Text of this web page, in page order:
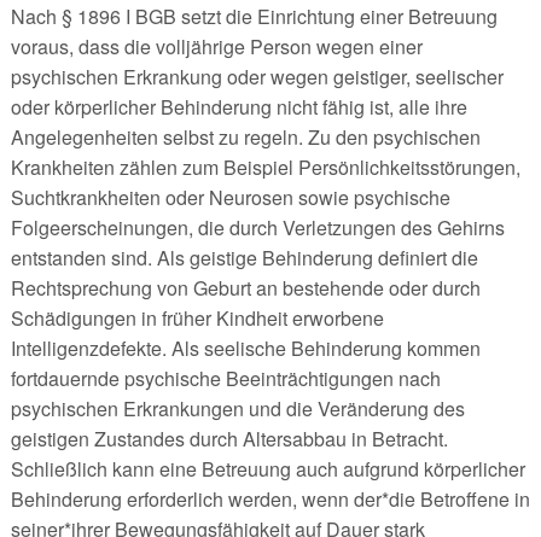
Nach § 1896 I BGB setzt die Einrichtung einer Betreuung
voraus, dass die volljährige Person wegen einer
psychischen Erkrankung oder wegen geistiger, seelischer
oder körperlicher Behinderung nicht fähig ist, alle ihre
Angelegenheiten selbst zu regeln. Zu den psychischen
Krankheiten zählen zum Beispiel Persönlichkeitsstörungen,
Suchtkrankheiten oder Neurosen sowie psychische
Folgeerscheinungen, die durch Verletzungen des Gehirns
entstanden sind. Als geistige Behinderung definiert die
Rechtsprechung von Geburt an bestehende oder durch
Schädigungen in früher Kindheit erworbene
Intelligenzdefekte. Als seelische Behinderung kommen
fortdauernde psychische Beeinträchtigungen nach
psychischen Erkrankungen und die Veränderung des
geistigen Zustandes durch Altersabbau in Betracht.
Schließlich kann eine Betreuung auch aufgrund körperlicher
Behinderung erforderlich werden, wenn der*die Betroffene in
seiner*ihrer Bewegungsfähigkeit auf Dauer stark